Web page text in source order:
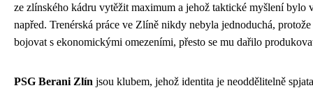
ze zlínského kádru vytěžit maximum a jehož taktické myšlení bylo
napřed. Trenérská práce ve Zlíně nikdy nebyla jednoduchá,
bojovat s ekonomickými omezeními, přesto se mu dařilo
PSG Berani Zlín jsou klubem, jehož identita je neoddělitelně